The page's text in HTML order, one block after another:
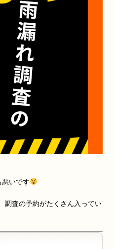
いです
調査の予約がたくさん入ってい